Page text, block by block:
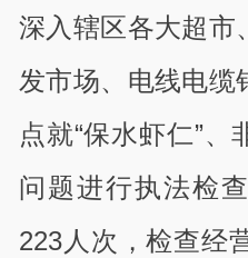
深入辖区各大超市
发市场、电线电缆
点就“保水虾仁”、
问题进行执法检
223人次，检查经